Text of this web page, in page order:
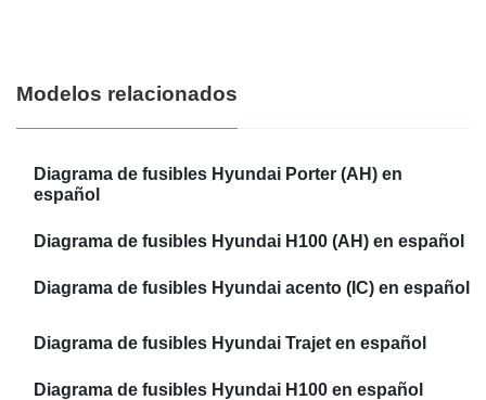
Modelos relacionados
Diagrama de fusibles Hyundai Porter (AH) en
español
Diagrama de fusibles Hyundai H100 (AH) en español
Diagrama de fusibles Hyundai acento (IC) en español
Diagrama de fusibles Hyundai Trajet en español
Diagrama de fusibles Hyundai H100 en español